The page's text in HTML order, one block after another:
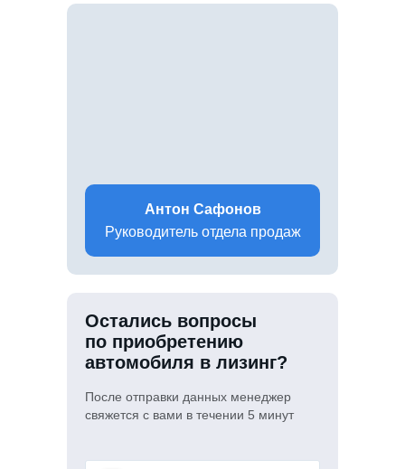
Остались вопросы
по приобретению
автомобиля в лизинг?
После отправки данных менеджер
свяжется с вами в течении 5 минут
Антон Сафонов
Руководитель отдела продаж